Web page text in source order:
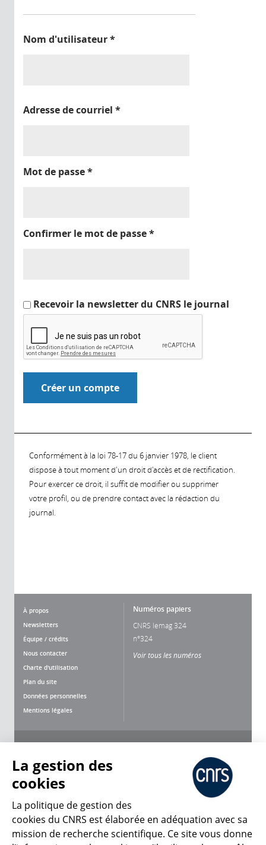
Nom d'utilisateur*
Adresse de courriel *
Mot de passe*
Confirmer le mot de passe*
Recevoir la newsletter du CNRS le journal
Conformément à la loi 78-17 du 6 janvier 1978, le client
dispose à tout moment d'un droit d'accès et de rectification.
Pour exercer ce droit, il suffit de modifier ou supprimer
votre profil, ou de prendre contact avec la rédaction du
journal.
À propos
Newsletters
Équipe / crédits
Nous contacter
Charte d'utilisation
Plan du site
Données personnelles
Mentions légales
Numéros papiers
CNRS lemag 324
n°324
Voir tous les numéros
CNRS Le Mag
La gestion des
cookies
La politique de gestion des
cookies du CNRS est élaborée en adéquation avec sa
mission de recherche scientifique. Ce site vous donne